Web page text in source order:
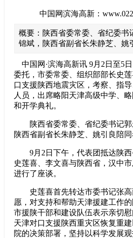
中国网滨海高新：
概要：陕西省委常委、省纪委书
锦斌，陕西省副省长朱静芝、姚
中国网·滨海高新讯 9月2日至5
委托，市委常委、组织部部长史
口支援陕西地震灾区，考察、指
人员，出席略阳天津高级中学、
和开学典礼。
陕西省委常委、省纪委书记郭
陕西省副省长朱静芝、姚引良陪同
9月2日下午，代表团抵达陕西
史莲喜、李文喜与陕西省，汉中
进行了座谈。
史莲喜首先转达市委书记张高
愿，对支持和帮助天津援建工作
市援陕干部和建设队伍表示亲切
天津对口支援陕西重灾区恢复重
院的决策部署，坚持以科学发展